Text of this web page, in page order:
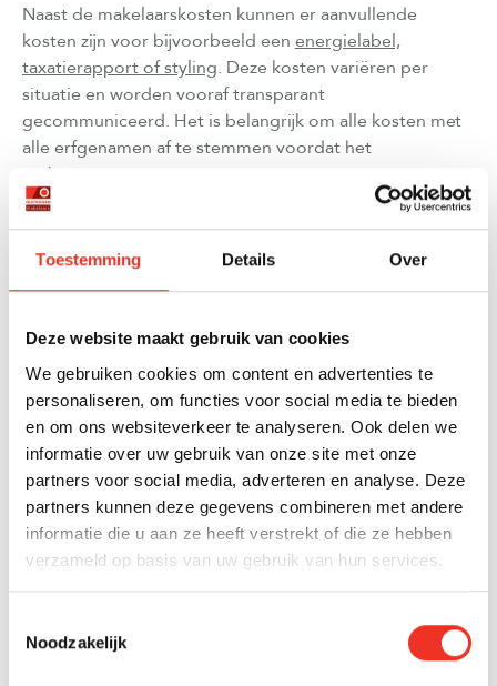
Toestemming Details Over
Deze website maakt gebruik van cookies
We gebruiken cookies om content en advertenties te
personaliseren, om functies voor social media te bieden
en om ons websiteverkeer te analyseren. Ook delen we
informatie over uw gebruik van onze site met onze
partners voor social media, adverteren en analyse. Deze
partners kunnen deze gegevens combineren met andere
informatie die u aan ze heeft verstrekt of die ze hebben
verzameld op basis van uw gebruik van hun services.
Noodzakelijk
Naast de makelaarskosten kunnen er aanvullende
kosten zijn voor bijvoorbeeld een energielabel,
taxatierapport of styling. Deze kosten variëren per
situatie en worden vooraf transparant
gecommuniceerd. Het is belangrijk om alle kosten met
alle erfgenamen af te stemmen voordat het
verkoopproces start.
WELKE DOCUMENTEN ZIJN NODIG VOOR
ERFENISVERKOOP?
Basisregistratie Personen (BRP) van de overledene, een
verklaring van erfrecht of een testament en een geldig
identiteitsbewijs van alle erfgenamen vereist. Daarnaast
kunnen kadastrale gegevens, een energielabel en
bouwtekeningen nodig zijn.
De verklaring van erfrecht is een cruciaal document dat
door de notaris wordt opgesteld en aantoont wie de
rechtmatige erfgenamen zijn. Dit document is
noodzakelijk voor de overdracht van eigendom. Als er
een testament is, moet dit worden geregistreerd in het